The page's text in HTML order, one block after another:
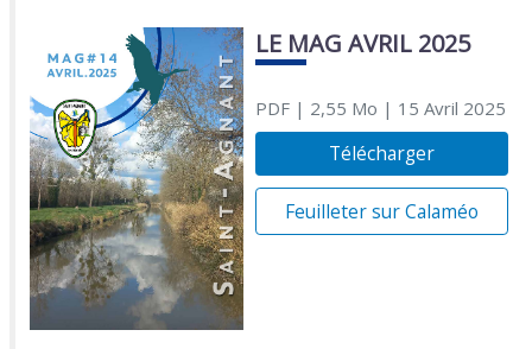
LE MAG AVRIL 2025
PDF| 2,55 Mo | 15 Avril 2025
Télécharger
Feuilleter sur Calaméo